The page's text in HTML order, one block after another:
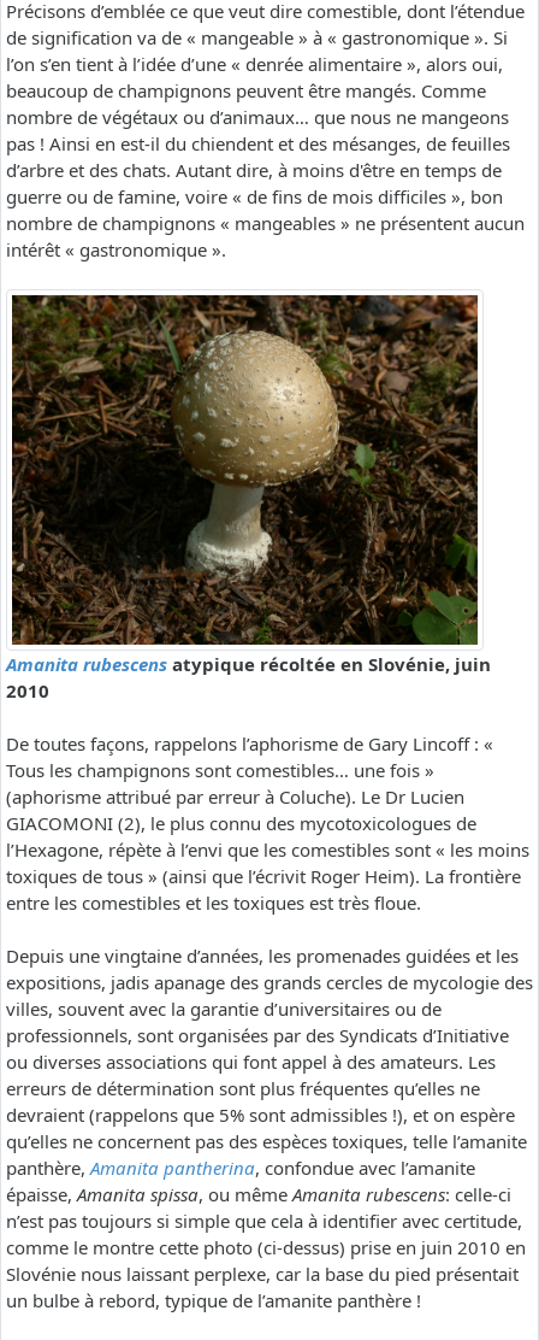
Précisons d’emblée ce que veut dire comestible, dont l’étendue
de signification va de « mangeable » à « gastronomique ». Si
l’on s’en tient à l’idée d’une « denrée alimentaire », alors oui,
beaucoup de champignons peuvent être mangés. Comme
nombre de végétaux ou d’animaux… que nous ne mangeons
pas ! Ainsi en est-il du chiendent et des mésanges, de feuilles
d’arbre et des chats. Autant dire, à moins d'être en temps de
guerre ou de famine, voire « de fins de mois difficiles », bon
nombre de champignons « mangeables » ne présentent aucun
intérêt « gastronomique ».
Amanita rubescens atypique récoltée en Slovénie, juin
2010
De toutes façons, rappelons l’aphorisme de Gary Lincoff : «
Tous les champignons sont comestibles… une fois »
(aphorisme attribué par erreur à Coluche). Le Dr Lucien
GIACOMONI (2), le plus connu des mycotoxicologues de
l’Hexagone, répète à l’envi que les comestibles sont « les moins
toxiques de tous » (ainsi que l’écrivit Roger Heim). La frontière
entre les comestibles et les toxiques est très floue.
Depuis une vingtaine d’années, les promenades guidées et les
expositions, jadis apanage des grands cercles de mycologie des
villes, souvent avec la garantie d’universitaires ou de
professionnels, sont organisées par des Syndicats d’Initiative
ou diverses associations qui font appel à des amateurs. Les
erreurs de détermination sont plus fréquentes qu’elles ne
devraient (rappelons que 5% sont admissibles !), et on espère
qu’elles ne concernent pas des espèces toxiques, telle l’amanite
panthère,Amanita pantherina, confondue avec l’amanite
épaisse,Amanita spissa, ou mêmeAmanita rubescens: celle-ci
n’est pas toujours si simple que cela à identifier avec certitude,
comme le montre cette photo (ci-dessus) prise en juin 2010 en
Slovénie nous laissant perplexe, car la base du pied présentait
un bulbe à rebord, typique de l’amanite panthère !